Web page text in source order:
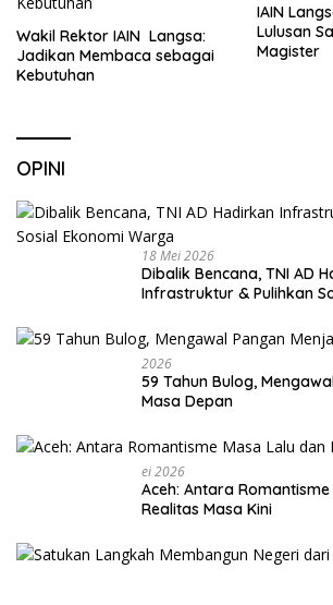
Wakil Rektor IAIN Langsa:
Jadikan Membaca sebagai
Kebutuhan
IAIN
Lulusan
Magister
OPINI
18 Mei 2026
Dibalik Bencana, TNI AD
Infrastruktur & Pulihkan
2026
59 Tahun Bulog,
Masa Depan
Ei 2026
Aceh: Antara
Realitas Masa Kini